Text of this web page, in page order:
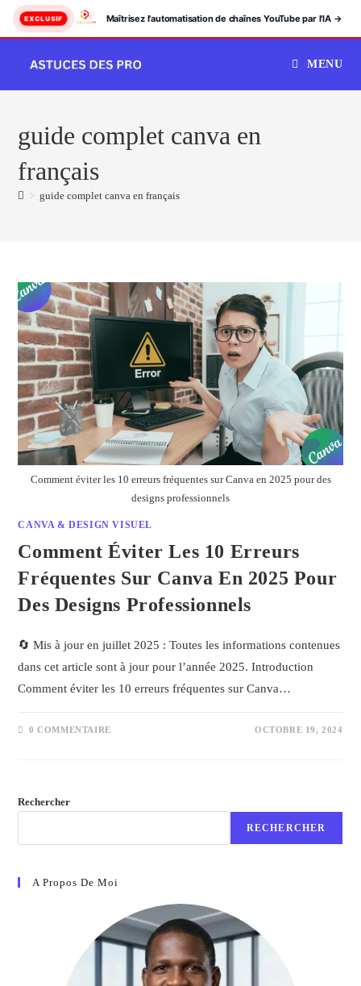
EXCLUSIF Maîtrisez l'automatisation de chaînes YouTube par l'IA →
content
MENU
guide complet canva en
français
> guide complet canva en français
Comment éviter les 10 erreurs fréquentes sur Canva en 2025 pour des
designs professionnels
CANVA & DESIGN VISUEL
Comment Éviter Les 10 Erreurs
Fréquentes Sur Canva En 2025 Pour
Des Designs Professionnels
🔄 Mis à jour en juillet 2025 : Toutes les informations contenues
dans cet article sont à jour pour l’année 2025. Introduction
Comment éviter les 10 erreurs fréquentes sur Canva…
0 COMMENTAIRE OCTOBRE 19, 2024
Rechercher
RECHERCHER
A Propos De Moi